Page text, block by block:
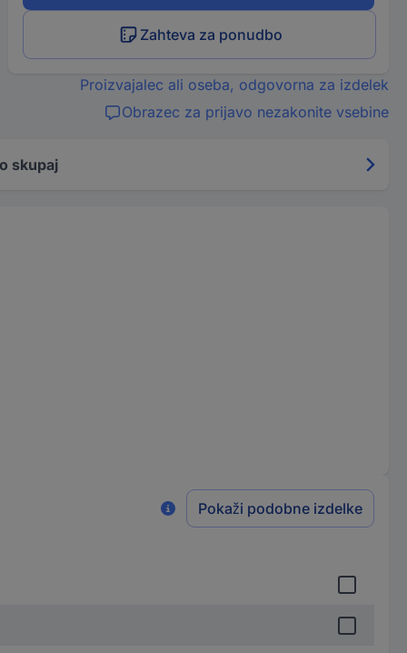
Zahteva za ponudbo
Proizvajalec ali oseba, odgovorna za izdelek
Obrazec za prijavo nezakonite vsebine
skupaj
Pokaži podobne izdelke